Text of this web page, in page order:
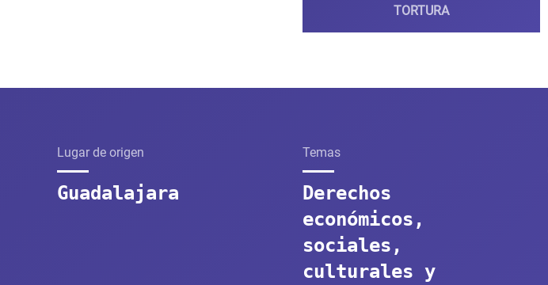
TORTURA
Lugar de origen
Guadalajara
Temas
Derechos
económicos,
sociales,
culturales y